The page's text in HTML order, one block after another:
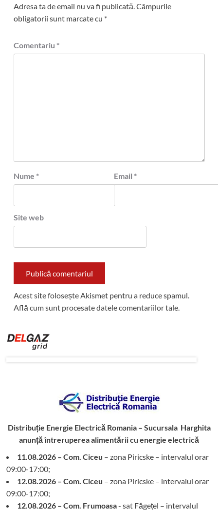
Adresa ta de email nu va fi publicată.Câmpurile
obligatorii sunt marcate cu *
Comentariu *
Nume * Email *
Site web
Acest site folosește Akismet pentru a reduce spamul.
Află cum sunt procesate datele comentariilor tale.
Distribuție Energie Electrică Romania – Sucursala Harghita
anunță întreruperea alimentării cu energie electrică
11.08.2026 – Com. Ciceu – zona Piricske – intervalul orar
09:00-17:00;
12.08.2026 – Com. Ciceu – zona Piricske – intervalul orar
09:00-17:00;
12.08.2026 – Com. Frumoasa- sat Făgețel – intervalul